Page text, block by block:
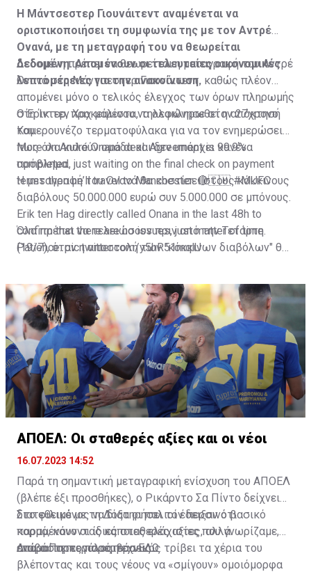
Η Μάντσεστερ Γιουνάιτεντ αναμένεται να
οριστικοποιήσει τη συμφωνία της με τον Αντρέ
Ονανά, με τη μεταγραφή του να θεωρείται
δεδομένη. Απομένουν οι τελευταίες οικονομικές
λεπτομέρειες για την ανακοίνωση.
Δεδομένη πρέπει να θεωρείται η μεταγραφή του Αντρέ
Ονανά στη Μάντσεστερ Γιουνάιτεντ, καθώς πλέον
απομένει μόνο ο τελικός έλεγχος των όρων πληρωμής
στη Ίντερ, προκειμένου να ολοκληρωθεί η απόκτησή
του.
Ο Έρικ τεν Χαχ μάλιστα, τηλεφώνησε στον 27χρονο
Καμερουνέζο τερματοφύλακα για να τον ενημερώσει
πως όλα κυλούν ομάδα και δεν υπάρχει κανένα
πρόβλημα.
More on André Onana deal. Agreement is 99.9%
completed, just waiting on the final check on payment
terms then he’ll travel to Manchester. 🔴🇨🇲#MUFC
Erik ten Hag directly called Onana in the last 48h to
confirm that there are no issues, just matter of time.
Patience.pic.twitter.com/y5hR51mqlU
Η μεταγραφή του Ονανά θα κοστίσει στους κόκκινους
διαβόλους 50.000.000 ευρώ συν 5.000.000 σε μπόνους.
Όλα πρέπει να τελειώσουν πριν από την Τετάρτη
(19/7), όταν η αποστολή των "κόκκινων διαβόλων" θα
ΑΠΟΕΛ: Οι σταθερές αξίες και οι νέοι
16.07.2023 14:52
Παρά τη σημαντική μεταγραφική ενίσχυση του ΑΠΟΕΛ
(βλέπε έξι προσθήκες), ο Ρικάρντο Σα Πίντο δείχνει
διατεθειμένος να διατηρήσει τον περσινό βασικό
κορμό, κάνοντας κάποιες ελάχιστες, αλλά
απαραίτητες παρεμβάσεις.
Στο φιλικό με τη Δόξα οι παλιοί έδειξαν ότι
παραμένουν οι ίδιες σταθερές αξίες που γνωρίζαμε,
ενώ ο Πορτογάλος τεχνικός τρίβει τα χέρια του
βλέποντας και τους νέους να «σμίγουν» ομοιόμορφα
Διαβάστε περισσότεραΕΔΩ.